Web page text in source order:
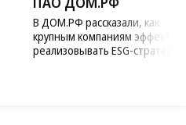
В ДОМ.РФ рассказали, как
крупным компаниям
реализовывать ESG-стратегию